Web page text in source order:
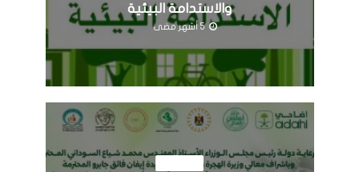
والاستدامة البيئية
5 أشهر مضى